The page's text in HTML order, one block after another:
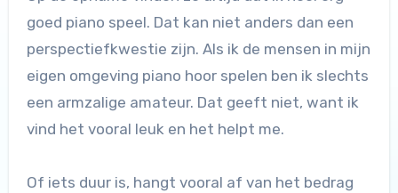
goed piano speel. Dat kan niet anders dan een
perspectiefkwestie zijn. Als ik de mensen in mijn
eigen omgeving piano hoor spelen ben ik slechts
een armzalige amateur. Dat geeft niet, want ik
vind het vooral leuk en het helpt me.
Of iets duur is, hangt vooral af van het bedrag